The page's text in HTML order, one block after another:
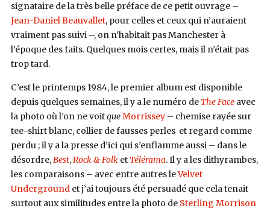
signataire de la très belle préface de ce petit ouvrage –
Jean-Daniel Beauvallet, pour celles et ceux qui n’auraient
vraiment pas suivi –, on n’habitait pas Manchester à
l’époque des faits. Quelques mois certes, mais il n’était pas
trop tard.
C’est le printemps 1984, le premier album est disponible
depuis quelques semaines, il y a le numéro de The Faceavec
la photo où l’on ne voitqueMorrissey– chemise rayée sur
tee-shirt blanc, collier de fausses perles et regard comme
perdu ; il y a la presse d’ici qui s’enflamme aussi – dans le
désordre,Best,Rock & Folket Télérama. Il y a les dithyrambes,
les comparaisons – avec entre autres leVelvet
Undergroundet j’ai toujours été persuadé que cela tenait
surtout aux similitudes entre la photo de Sterling Morrison